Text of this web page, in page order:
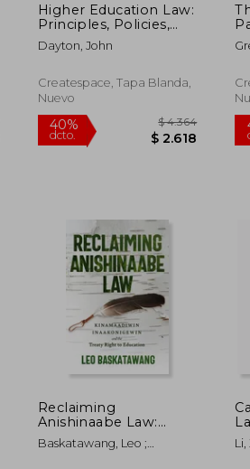
Higher Education Law:
Principles, Policies,
and Practice (en
Inglés)
Dayton, John
Createspace, Tapa Blanda,
Nuevo
40%
dcto.
Reclaiming
Anishinaabe Law:
Kinamaadiwin
Inaakonigewin and
Baskatawang, Leo ;